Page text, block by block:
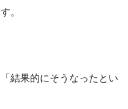
。
結果的にそうなったとい